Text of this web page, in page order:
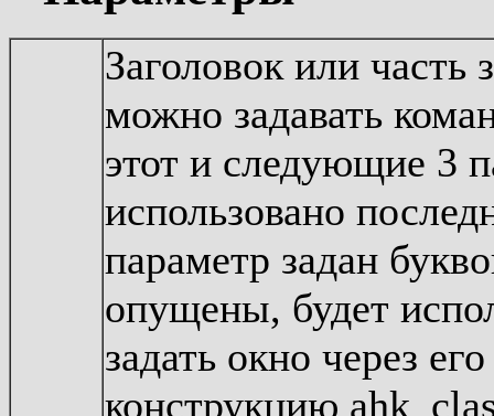
Заголовок или часть
можно задавать
этот и следующие 3
использовано
параметр задан
опущены, будет
задать окно через
конструкцию